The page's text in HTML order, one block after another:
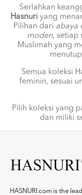
Serlahkan
Hasnuri yang
Pilihan dari abaya
moden, setiap
Muslimah yang
Semua koleksi
feminin, sesuai
Pilih koleksi yang
dan miliki
HASNURI.com is the